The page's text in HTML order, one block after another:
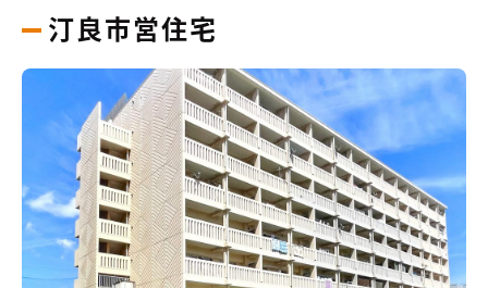
汀良市営住宅